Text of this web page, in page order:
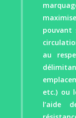
pouvant
au
etc.) ou
l’aide